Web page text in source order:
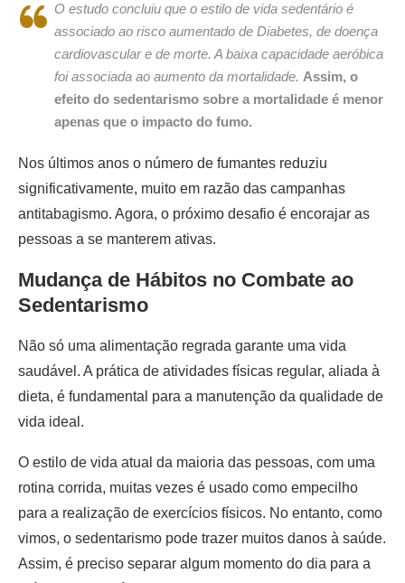
O estudo concluiu que o estilo de vida sedentário é
associado ao risco aumentado de Diabetes, de doença
cardiovascular e de morte. A baixa capacidade aeróbica
foi associada ao aumento da mortalidade. Assim, o
efeito do sedentarismo sobre a mortalidade é menor
apenas que o impacto do fumo.
Nos últimos anos o número de fumantes reduziu
significativamente, muito em razão das campanhas
antitabagismo. Agora, o próximo desafio é encorajar as
pessoas a se manterem ativas.
Mudança de Hábitos no Combate ao
Sedentarismo
Não só uma alimentação regrada garante uma vida
saudável. A prática de atividades físicas regular, aliada à
dieta, é fundamental para a manutenção da qualidade de
vida ideal.
O estilo de vida atual da maioria das pessoas, com uma
rotina corrida, muitas vezes é usado como empecilho
para a realização de exercícios físicos. No entanto, como
vimos, o sedentarismo pode trazer muitos danos à saúde.
Assim, é preciso separar algum momento do dia para a